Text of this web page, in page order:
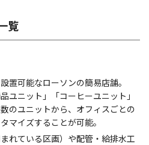
覧
置可能なローソンの簡易店舗。
ユニット」「コーヒーユニット」
のユニットから、オフィスごとの
マイズすることが可能。
れている区画）や配管・給排水工